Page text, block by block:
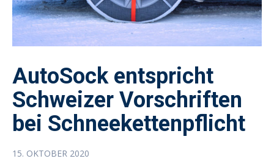
AutoSock entspricht
Schweizer Vorschriften
bei Schneekettenpflicht
15. OKTOBER 2020